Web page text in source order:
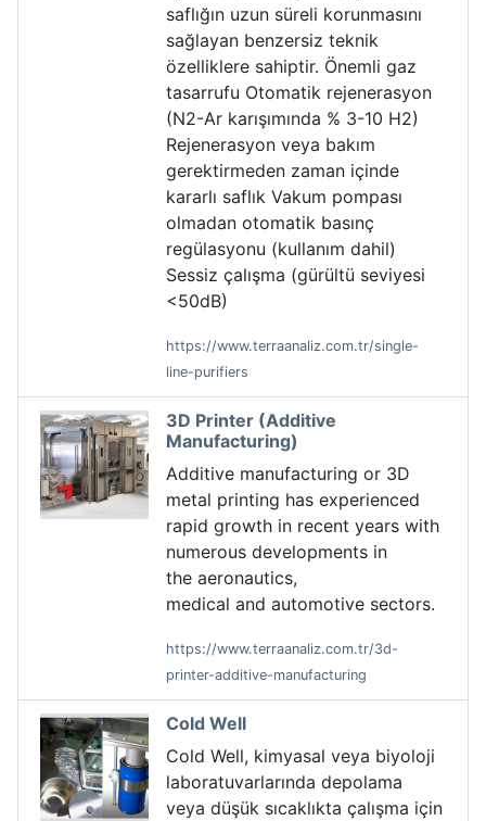
saflığın uzun süreli korunmasını
sağlayan benzersiz teknik
özelliklere sahiptir. Önemli gaz
tasarrufu Otomatik rejenerasyon
(N2-Ar karışımında % 3-10 H2)
Rejenerasyon veya bakım
gerektirmeden zaman içinde
kararlı saflık Vakum pompası
olmadan otomatik basınç
regülasyonu (kullanım dahil)
Sessiz çalışma (gürültü seviyesi
<50dB)
https://www.terraanaliz.com.tr/single-
line-purifiers
3D Printer (Additive
Manufacturing)
Additive manufacturing or 3D
metal printing has experienced
rapid growth in recent years with
numerous developments in
the aeronautics,
medical and automotive sectors.
https://www.terraanaliz.com.tr/3d-
printer-additive-manufacturing
Cold Well
Cold Well, kimyasal veya biyoloji
laboratuvarlarında depolama
veya düşük sıcaklıkta çalışma için